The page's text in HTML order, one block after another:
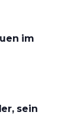
im
sein